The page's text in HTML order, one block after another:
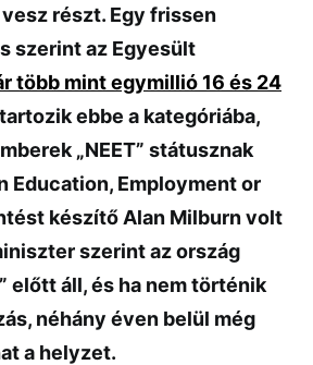
részt. Egy frissen
szerint az Egyesült
több mint egymillió 16 és 24
tartozik ebbe a kategóriába,
„NEET” státusznak
Education, Employment or
készítő Alan Milburn volt
szerint az ország
előtt áll, és ha nem történik
néhány éven belül még
a helyzet.